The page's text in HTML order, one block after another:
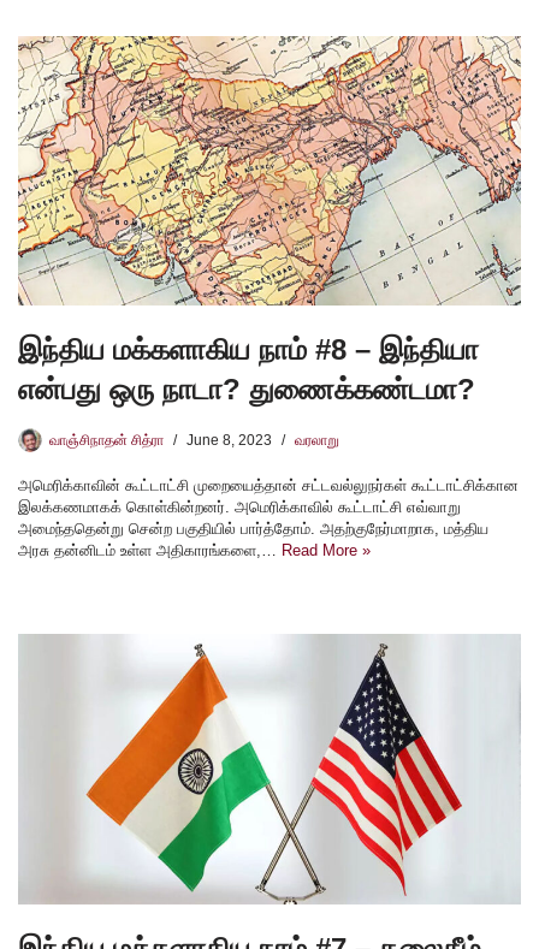
இந்திய மக்களாகிய நாம் #8 – இந்தியா
என்பது ஒரு நாடா? துணைக்கண்டமா?
வாஞ்சிநாதன் சித்ரா June 8, 2023 வரலாறு
அமெரிக்காவின் கூட்டாட்சி முறையைத்தான் சட்டவல்லுநர்கள் கூட்டாட்சிக்கான
இலக்கணமாகக் கொள்கின்றனர். அமெரிக்காவில் கூட்டாட்சி எவ்வாறு
அமைந்ததென்று சென்ற பகுதியில் பார்த்தோம். அதற்குநேர்மாறாக, மத்திய
அரசு தன்னிடம் உள்ள அதிகாரங்களை,… Read More »